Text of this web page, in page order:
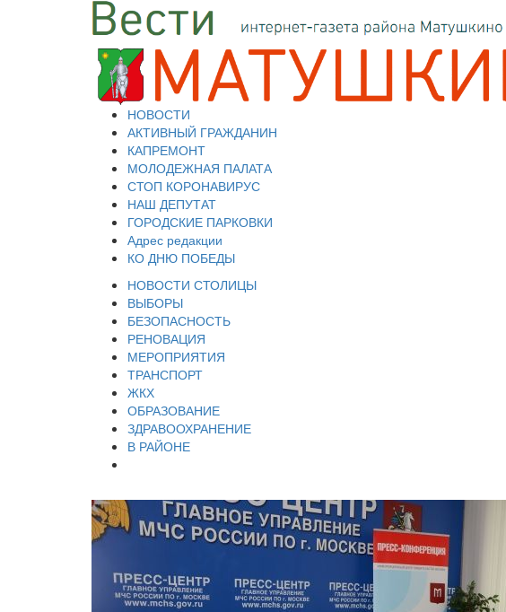
НОВОСТИ
АКТИВНЫЙ ГРАЖДАНИН
КАПРЕМОНТ
МОЛОДЕЖНАЯ ПАЛАТА
СТОП КОРОНАВИРУС
НАШ ДЕПУТАТ
ГОРОДСКИЕ ПАРКОВКИ
Адрес редакции
КО ДНЮ ПОБЕДЫ
НОВОСТИ СТОЛИЦЫ
ВЫБОРЫ
БЕЗОПАСНОСТЬ
РЕНОВАЦИЯ
МЕРОПРИЯТИЯ
ТРАНСПОРТ
ЖКХ
ОБРАЗОВАНИЕ
ЗДРАВООХРАНЕНИЕ
В РАЙОНЕ